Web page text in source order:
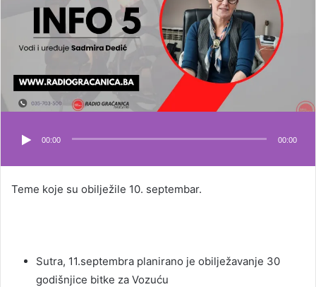
00:00 00:00
Teme koje su obilježile 10. septembar.
Sutra, 11.septembra planirano je obilježavanje 30
godišnjice bitke za Vozuću